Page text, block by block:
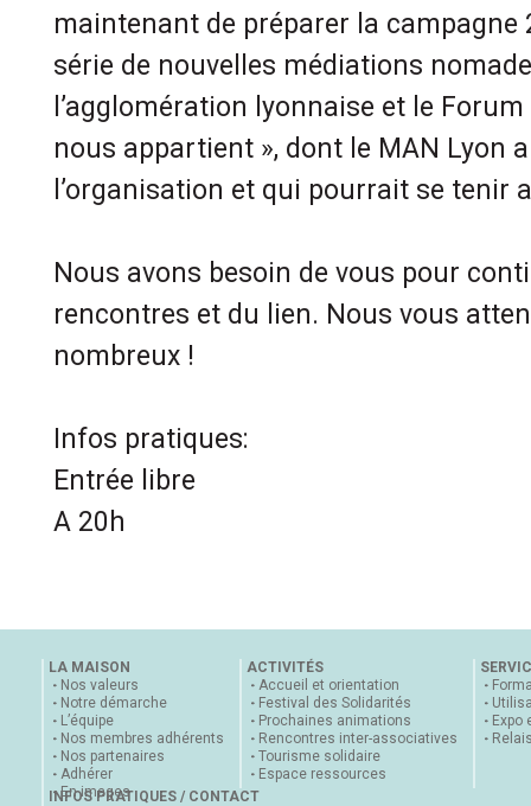
maintenant de préparer la campagne
série de nouvelles médiations
l’agglomération lyonnaise et le
nous appartient », dont le MAN Lyon
l’organisation et qui pourrait se tenir
Nous avons besoin de vous pour
rencontres et du lien. Nous vous
nombreux !
Infos pratiques:
Entrée libre
A 20h
LA MAISON
Nos valeurs
Notre démarche
L’équipe
Nos membres adhérents
Nos partenaires
Adhérer
En images
ACTIVITÉS
Accueil et orientation
Festival des Solidarités
Prochaines animations
Rencontres inter-associatives
Tourisme solidaire
Espace ressources
Expo
INFOS PRATIQUES / CONTACT